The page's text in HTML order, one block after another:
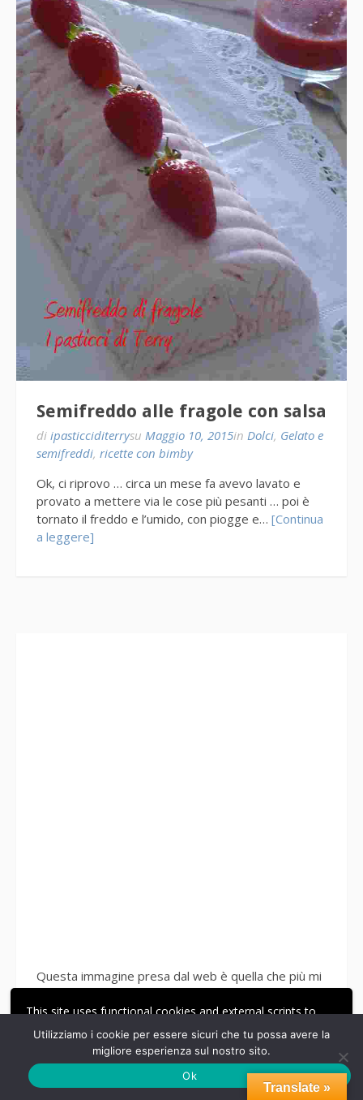
This site uses functional cookies and external scripts to
improve your experience.
LE MIE IMPOSTAZIONI
ACCETTA
Semifreddo alle fragole con salsa
di ipasticciditerrysu Maggio 10, 2015in Dolci, Gelato e
semifreddi, ricette con bimby
Ok, ci riprovo … circa un mese fa avevo lavato e
provato a mettere via le cose più pesanti … poi è
tornato il freddo e l’umido, con piogge e… [Continua
a leggere]
Questa immagine presa dal web è quella che più mi
Questo blog non costituisce una testata Translate »
Utilizziamo i cookie per essere sicuri che tu possa avere la
migliore esperienza sul nostro sito.
Ok